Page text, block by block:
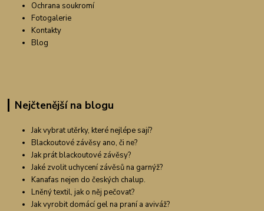
Ochrana soukromí
Fotogalerie
Kontakty
Blog
Nejčtenější na blogu
Jak vybrat utěrky, které nejlépe sají?
Blackoutové závěsy ano, či ne?
Jak prát blackoutové závěsy?
Jaké zvolit uchycení závěsů na garnýž?
Kanafas nejen do českých chalup.
Lněný textil, jak o něj pečovat?
Jak vyrobit domácí gel na praní a aviváž?